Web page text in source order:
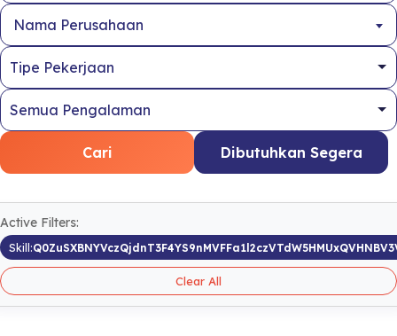
Nama Perusahaan
Cari Dibutuhkan Segera
Active Filters:
Skill:
Clear All